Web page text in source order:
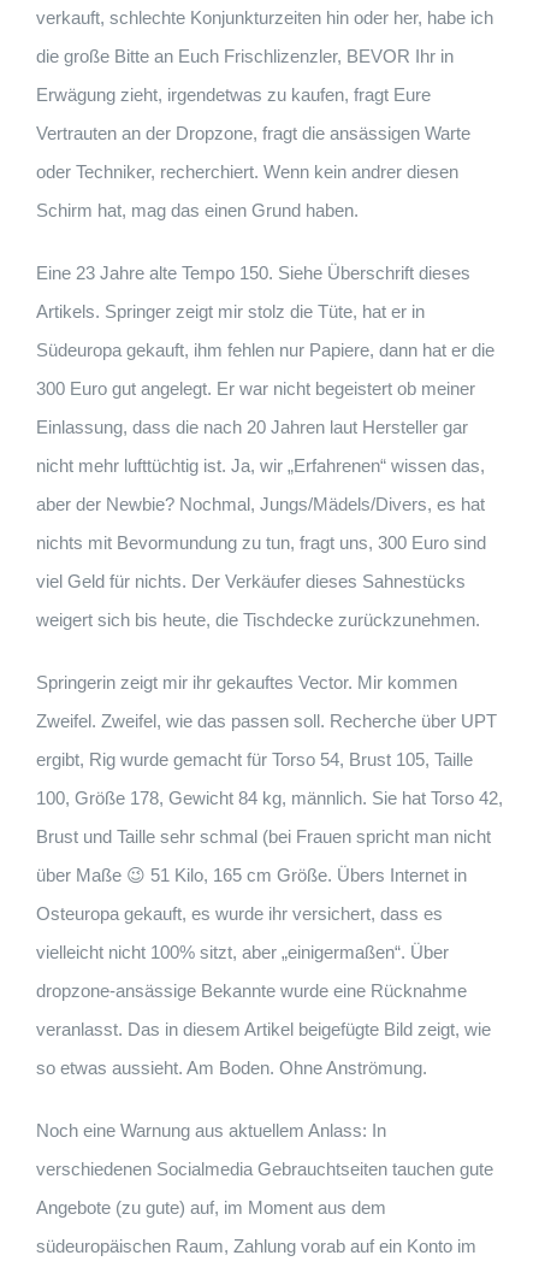
verkauft, schlechte Konjunkturzeiten hin oder her, habe ich
die große Bitte an Euch Frischlizenzler, BEVOR Ihr in
Erwägung zieht, irgendetwas zu kaufen, fragt Eure
Vertrauten an der Dropzone, fragt die ansässigen Warte
oder Techniker, recherchiert. Wenn kein andrer diesen
Schirm hat, mag das einen Grund haben.
Eine 23 Jahre alte Tempo 150. Siehe Überschrift dieses
Artikels. Springer zeigt mir stolz die Tüte, hat er in
Südeuropa gekauft, ihm fehlen nur Papiere, dann hat er die
300 Euro gut angelegt. Er war nicht begeistert ob meiner
Einlassung, dass die nach 20 Jahren laut Hersteller gar
nicht mehr lufttüchtig ist. Ja, wir „Erfahrenen“ wissen das,
aber der Newbie? Nochmal, Jungs/Mädels/Divers, es hat
nichts mit Bevormundung zu tun, fragt uns, 300 Euro sind
viel Geld für nichts. Der Verkäufer dieses Sahnestücks
weigert sich bis heute, die Tischdecke zurückzunehmen.
Springerin zeigt mir ihr gekauftes Vector. Mir kommen
Zweifel. Zweifel, wie das passen soll. Recherche über UPT
ergibt, Rig wurde gemacht für Torso 54, Brust 105, Taille
100, Größe 178, Gewicht 84 kg, männlich. Sie hat Torso 42,
Brust und Taille sehr schmal (bei Frauen spricht man nicht
über Maße 😉 51 Kilo, 165 cm Größe. Übers Internet in
Osteuropa gekauft, es wurde ihr versichert, dass es
vielleicht nicht 100% sitzt, aber „einigermaßen“. Über
dropzone-ansässige Bekannte wurde eine Rücknahme
veranlasst. Das in diesem Artikel beigefügte Bild zeigt, wie
so etwas aussieht. Am Boden. Ohne Anströmung.
Noch eine Warnung aus aktuellem Anlass: In
verschiedenen Socialmedia Gebrauchtseiten tauchen gute
Angebote (zu gute) auf, im Moment aus dem
südeuropäischen Raum, Zahlung vorab auf ein Konto im